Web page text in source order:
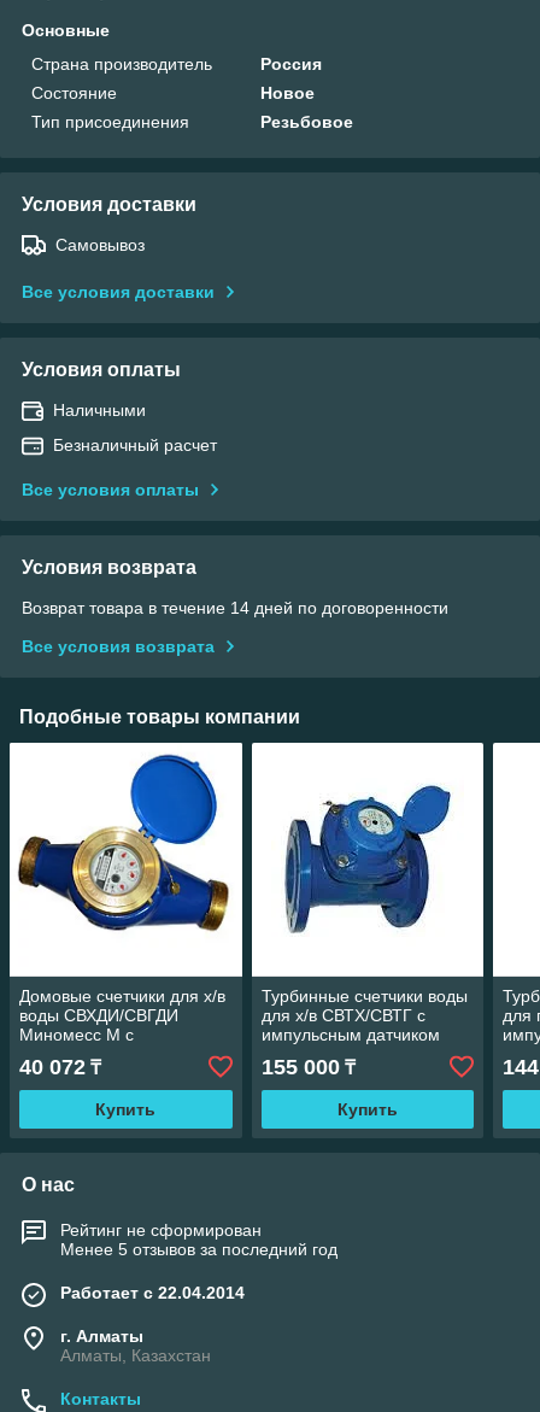
Основные
Страна производитель
Россия
Состояние
Новое
Тип присоединения
Резьбовое
Условия доставки
Самовывоз
Все условия доставки
Условия оплаты
Наличными
Безналичный расчет
Все условия оплаты
Условия возврата
Возврат товара в течение 14 дней по договоренности
Все условия возврата
Подобные товары компании
Домовые счетчики для х/в
воды СВХДИ/СВГДИ
Миномесс М с
импульсным датчиком, с
присоединением
40 072 ₸
Купить
Турбинные счетчики воды
для х/в СВТХ/СВТГ с
импульсным датчиком
155 000₸
Купить
для
О нас
Рейтинг не сформирован
Менее 5 отзывов за последний год
Работает с 22.04.2014
г. Алматы
Алматы, Казахстан
Контакты